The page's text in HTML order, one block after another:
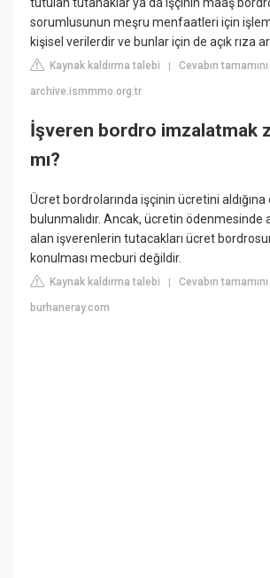
tutulan tutanaklar ya da işçinin maaş
sorumlusunun meşru menfaatleri için
kişisel verilerdir ve bunlar için de açık rıza
Kaynak kaldırma talebi |Cevabın
archive.ismmmo.org.tr
İşveren bordro imzalatmak
mı?
Ücret bordrolarında işçinin ücretini aldığına
bulunmalıdır. Ancak, ücretin ödenmesinde
alan işverenlerin tutacakları ücret
konulması mecburi değildir.
Kaynak kaldırma talebi |Cevabın
burhaneray.com